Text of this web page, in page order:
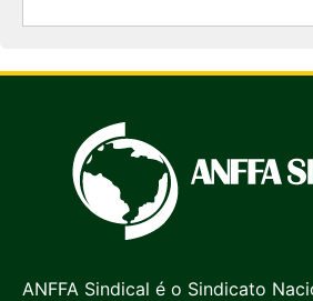
ANFFA Sindical é o Sindicato